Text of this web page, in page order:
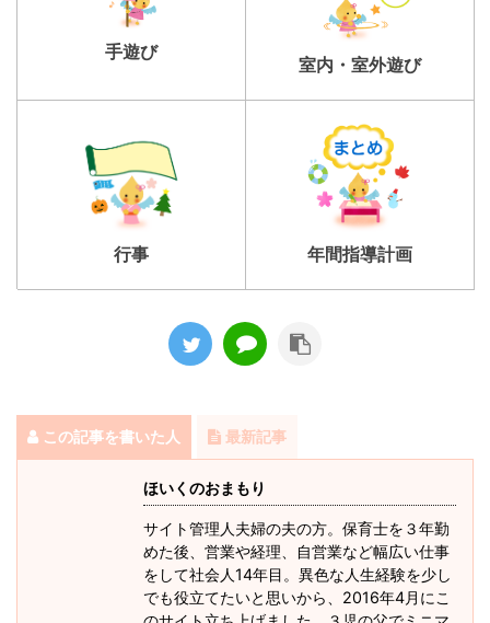
手遊び
室内・室外遊び
行事 年間指導計画
この記事を書いた人 最新記事
ほいくのおまもり
サイト管理人夫婦の夫の方。保育士を３年勤
めた後、営業や経理、自営業など幅広い仕事
をして社会人14年目。異色な人生経験を少し
でも役立てたいと思いから、2016年4月にこ